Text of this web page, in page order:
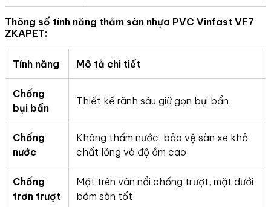
Thông số tính năng thảm sàn nhựa PVC Vinfast VF7
ZKAPET:
Tính năng Mô tả chi tiết
Chống
bụi bẩn
Thiết kế rãnh sâu giữ gọn bụi bẩn
Chống
nước
Không thấm nước, bảo vệ sàn xe khỏ
chất lỏng và độ ẩm cao
Chống
trơn trượt
Mặt trên vân nổi chống trượt, mặt dưới
bám sàn tốt